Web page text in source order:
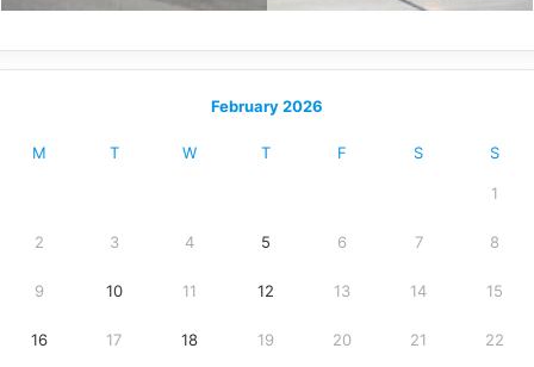
February 2026
M T W T F S S
1
2 3 4 5 6 7 8
9 10 11 12 13 14 15
16 17 18 19 20 21 22